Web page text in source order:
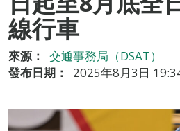
線行車
來源：
交通事務局（DSAT）
發布日期：
2025年8月3日